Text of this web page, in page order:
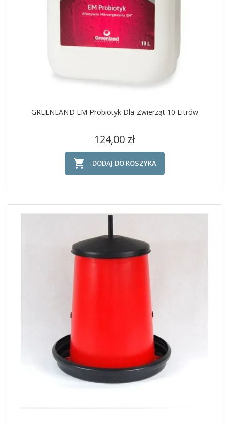
GREENLAND EM Probiotyk Dla Zwierząt 10 Litrów
Cena
124,00 zł
 DODAJ DO KOSZYKA